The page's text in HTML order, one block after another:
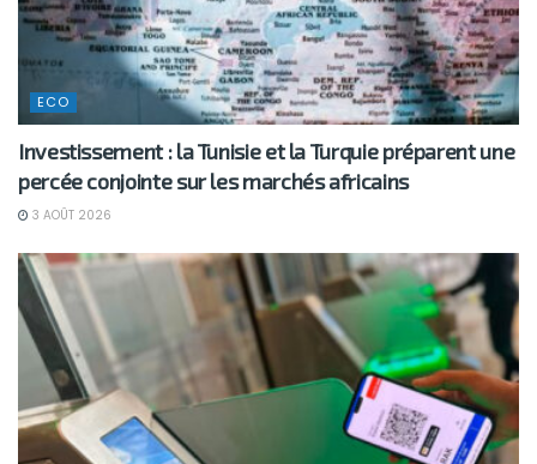
ECO
Investissement : la Tunisie et la Turquie préparent une
percée conjointe sur les marchés africains
3 AOÛT 2026